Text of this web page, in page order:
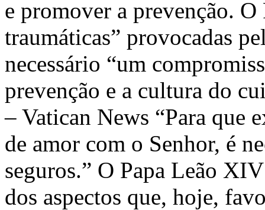
e promover a prevenção.
traumáticas” provocadas
necessário “um
prevenção e a cultura do
– Vatican News “Para que
de amor com o Senhor, é
seguros.” O Papa Leão
dos aspectos que, hoje,